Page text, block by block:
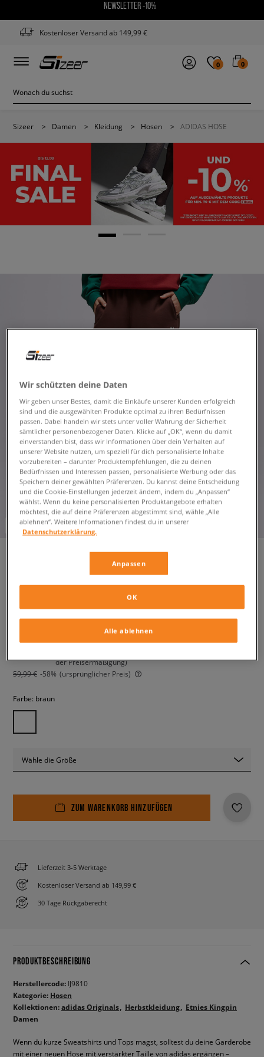
NEWSLETTER -10%
Kostenloser Versand ab 149,99 €
0 0
Sizeer > Damen > Kleidung > Hosen > ADIDAS HOSE
-10% ab 70€ mit dem Code:FINAL
ADIDAS HOSE
der Preisermäßigung)
59,99 € -58% (ursprünglicher Preis)
Farbe: braun
Wähle die Größe
ZUM WARENKORB HINZUFÜGEN
Lieferzeit 3-5 Werktage
Kostenloser Versand ab 149,99 €
30 Tage Rückgaberecht
PRODUKTBESCHREIBUNG
Herstellercode: IJ9810
Kategorie: Hosen
Kollektionen:adidas Originals Herbstkleidung
Etnies Kingpin
Damen
Wenn du kurze Sweatshirts und Tops magst, solltest du deine Garderobe
mit einer neuen Hose mit verstärkter Taille von adidas ergänzen –
Wir schützten deine Daten
Wir geben unser Bestes, damit die Einkäufe unserer Kunden erfolgreich
sind und die ausgewählten Produkte optimal zu ihren Bedürfnissen
passen. Dabei handeln wir stets unter voller Wahrung der Sicherheit
sämtlicher personenbezogener Daten. Klicke auf „OK“, wenn du damit
einverstanden bist, dass wir Informationen über dein Verhalten auf
unserer Website nutzen, um speziell für dich personalisierte Inhalte
vorzubereiten – darunter Produktempfehlungen, die zu deinen
Bedürfnissen und Interessen passen, personalisierte Werbung oder das
Speichern deiner gewählten Präferenzen. Du kannst deine Entscheidung
und die Cookie-Einstellungen jederzeit ändern, indem du „Anpassen“
wählst. Wenn du keine personalisierten Produktangebote erhalten
möchtest, die auf deine Präferenzen abgestimmt sind, wähle „Alle
ablehnen“. Weitere Informationen findest du in unserer
Datenschutzerklärung.
Anpassen
Alle ablehnen
OK